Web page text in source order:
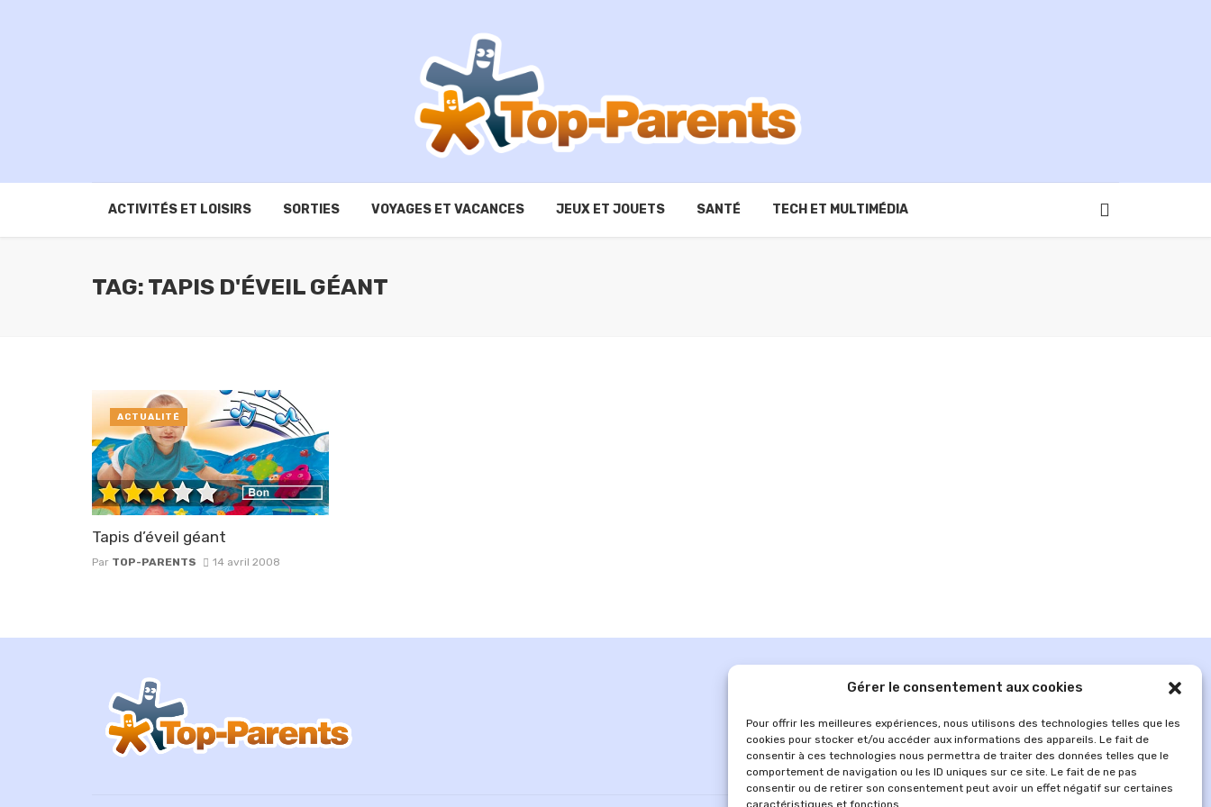
Gérer le consentement aux cookies
Pour offrir les meilleures expériences, nous utilisons des technologies telles que les
cookies pour stocker et/ou accéder aux informations des appareils. Le fait de
consentir à ces technologies nous permettra de traiter des données telles que le
comportement de navigation ou les ID uniques sur ce site. Le fait de ne pas
consentir ou de retirer son consentement peut avoir un effet négatif sur certaines
caractéristiques et fonctions.
ACTIVITÉS ET LOISIRS SORTIES VOYAGES ET VACANCES JEUX ET JOUETS SANTÉ TECH ET MULTIMÉDIA
TAG: TAPIS D'ÉVEIL GÉANT
Tapis d’éveil géant
Par TOP-PARENTS 14 avril 2008
ACTUALITÉ